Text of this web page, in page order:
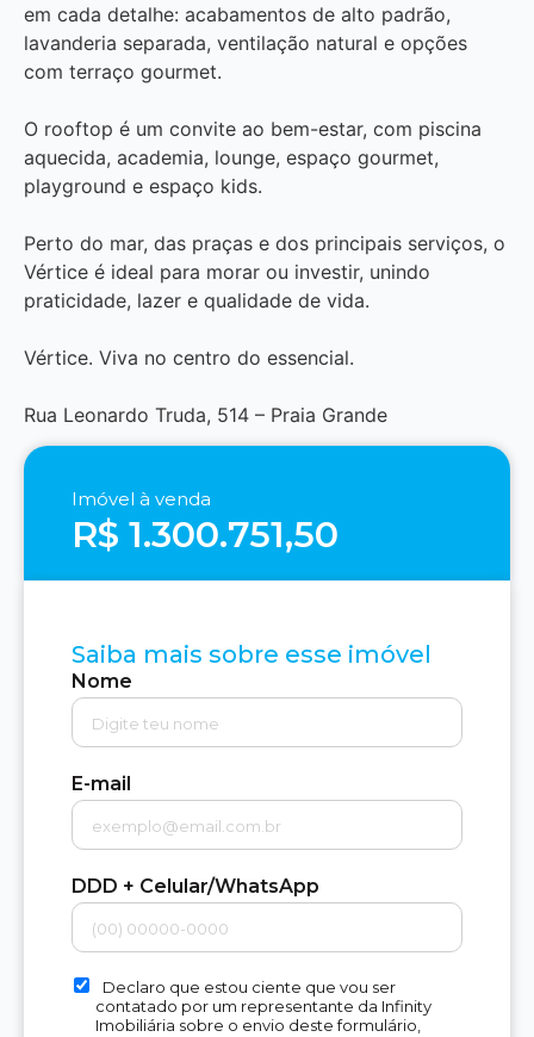
em cada detalhe: acabamentos de alto padrão,
lavanderia separada, ventilação natural e opções
com terraço gourmet.
O rooftop é um convite ao bem-estar, com piscina
aquecida, academia, lounge, espaço gourmet,
playground e espaço kids.
Perto do mar, das praças e dos principais serviços, o
Vértice é ideal para morar ou investir, unindo
praticidade, lazer e qualidade de vida.
Vértice. Viva no centro do essencial.
Rua Leonardo Truda, 514 – Praia Grande
Imóvel à venda
R$ 1.300.751,50
Saiba mais sobre esse imóvel
Nome
E-mail
DDD + Celular/WhatsApp
Declaro que estou ciente que vou ser
contatado por um representante da Infinity
Imobiliária sobre o envio deste formulário,